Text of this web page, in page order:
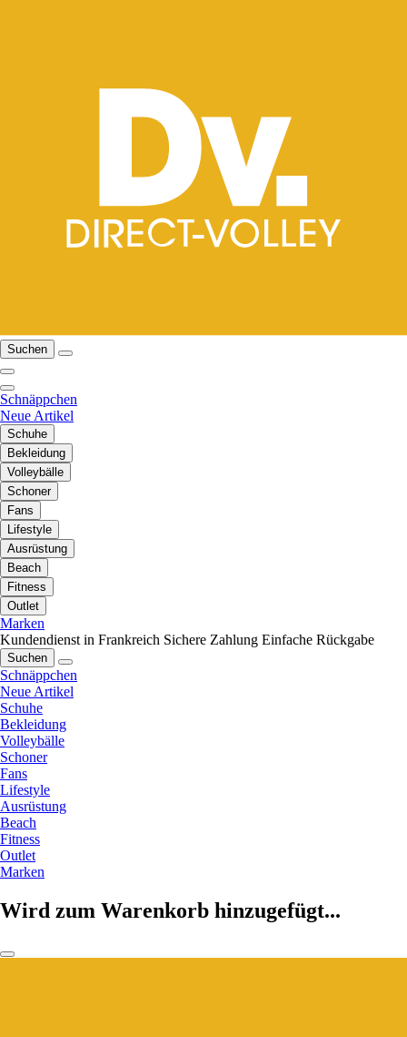
Suchen
Schnäppchen
Neue Artikel
Schuhe
Bekleidung
Volleybälle
Schoner
Fans
Lifestyle
Ausrüstung
Beach
Fitness
Outlet
Marken
Kundendienst in Frankreich Sichere Zahlung Einfache Rückgabe
Suchen
Schnäppchen
Neue Artikel
Schuhe
Bekleidung
Volleybälle
Schoner
Fans
Lifestyle
Ausrüstung
Beach
Fitness
Outlet
Marken
Wird zum Warenkorb hinzugefügt...